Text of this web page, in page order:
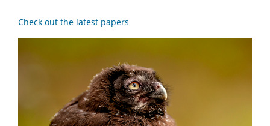
Check out the latest papers